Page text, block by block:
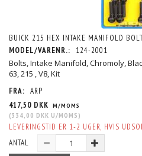
BUICK 215 HEX INTAKE MANIFOLD
MODEL/VARENR.:
124-2001
Bolts, Intake Manifold, Chromoly,
63, 215 , V8, Kit
FRA: ARP
417,50 DKK M/MOMS
(334,00 DKK U/MOMS )
LEVERINGSTID ER 1-2 UGER, HVIS
ANTAL